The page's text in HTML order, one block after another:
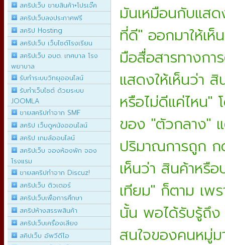
สคริปเว็บ ขายสินค้า+โปรเจ๊ค
สคริปเว็บลงประกาศฟรี
สคริป Hosting
สคริปเว็บ เว็บไซต์โรงเรียน
สคริปเว็บ อบต. เทศบาล โรง
พยาบาล
รับทำระบบวิทยุออนไลน์
รับทำเว็บไซต์ ด้วยระบบ
JOOMLA
ขายสคริปทำจาก SMF
สคริป เว็บดูหนังออนไลน์
สคริป เกมส์ออนไลน์
สคริปเว็บ จองห้องพัก จอง
โรงแรม
ขายสคริปทำจาก Discuz!
สคริปเว็บ ติวเตอร์
สคริปเว็บเพื่อการศึกษา
สคริปห้างสรรพสินค้า
สคริปเว็บเครื่องเสียง
สคิปเว็บ อัพวีดีโอ
มันเหมือนกับแส
ที่ดี" ออกมาให้เ
มือสื่อสารทางกา
แสดงให้เห็นว่า
หรือไม่ดีแค่ไหน"
ของ "ตัวกลาง"
ปริมาณการถูก ก
เห็นว่า สินค้าหรื
เทียม" ก็ตาม เพ
นั้น พอได้รับรู้ถึง
สนใจของคนหมู่